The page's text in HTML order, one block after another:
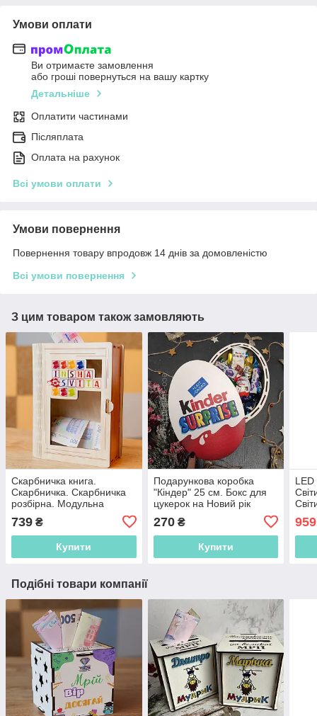
Умови оплати
Ви отримаєте замовлення
або гроші повернуться на вашу картку
Детальніше
Оплатити частинами
Післяплата
Оплата на рахунок
Всі умови оплати
Умови повернення
Повернення товару впродовж 14 днів за домовленістю
Всі умови повернення
З цим товаром також замовляють
Скарбничка книга.
Скарбничка. Скарбничка
розбірна. Модульна
Копилка
739 ₴
Купити
Подарункова коробка
"Кіндер" 25 см. Бокс для
цукерок на Новий рік
270₴
Купити
LED
Подібні товари компанії